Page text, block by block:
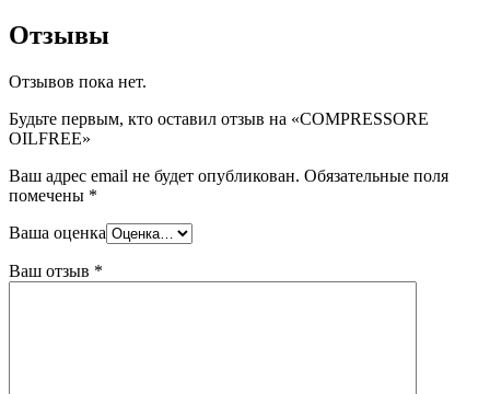
Отзывы
Отзывов пока нет.
Будьте первым, кто оставил отзыв на «COMPRESSORE
OILFREE»
Ваш адрес email не будет опубликован. Обязательные поля
помечены *
Ваша оценка
Ваш отзыв *